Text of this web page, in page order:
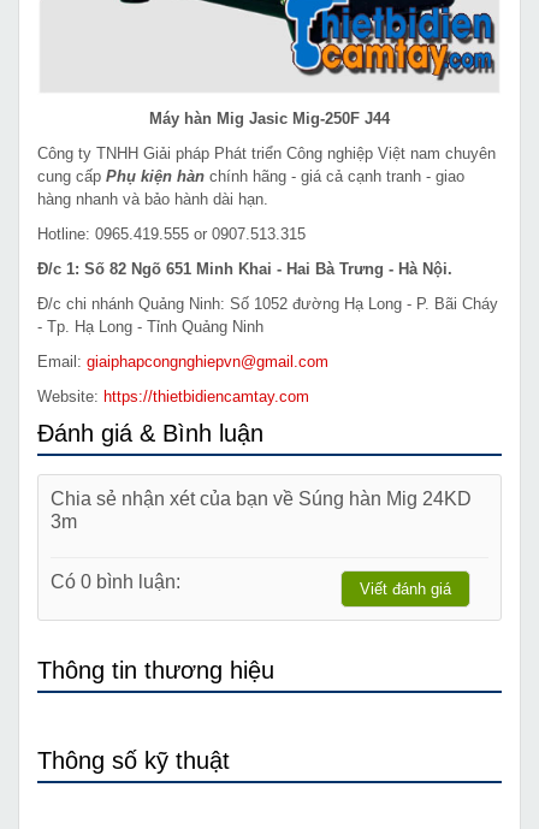
Máy hàn Mig Jasic Mig-250F J44
Công ty TNHH Giải pháp Phát triển Công nghiệp Việt nam chuyên
cung cấp Phụ kiện hàn chính hãng - giá cả cạnh tranh - giao
hàng nhanh và bảo hành dài hạn.
Hotline: 0965.419.555 or 0907.513.315
Đ/c 1: Số 82 Ngõ 651 Minh Khai - Hai Bà Trưng - Hà Nội.
Đ/c chi nhánh Quảng Ninh: Số 1052 đường Hạ Long - P. Bãi Cháy
- Tp. Hạ Long - Tỉnh Quảng Ninh
Email: giaiphapcongnghiepvn@gmail.com
Website: https://thietbidiencamtay.com
Đánh giá & Bình luận
Chia sẻ nhận xét của bạn về Súng hàn Mig 24KD
3m
Có 0 bình luận: Viết đánh giá
Thông tin thương hiệu
Thông số kỹ thuật